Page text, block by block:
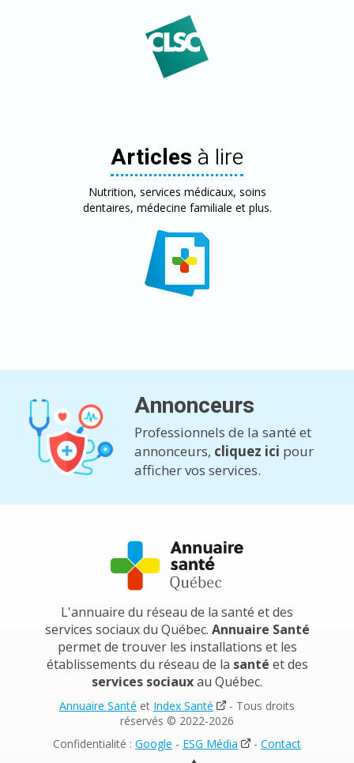
Articles à lire
Nutrition, services médicaux, soins
dentaires, médecine familiale et plus.
Annonceurs
Professionnels de la santé et
annonceurs, cliquez ici pour
afficher vos services.
L'annuaire du réseau de la santé et des
services sociaux du Québec. Annuaire Santé
permet de trouver les installations et les
établissements du réseau de la santé et des
services sociauxau Québec.
Annuaire Santé et Index Santé
- Tous droits
réservés © 2022-2026
Confidentialité : Google - ESG Média - Contact